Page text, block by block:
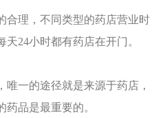
合理，不同类型的药店营业时
24小时都有药店在开门。
一的途径就是来源于药店，
药品是最重要的。